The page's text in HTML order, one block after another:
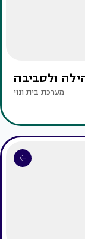
ולסביבה
מערכת בית ונוי